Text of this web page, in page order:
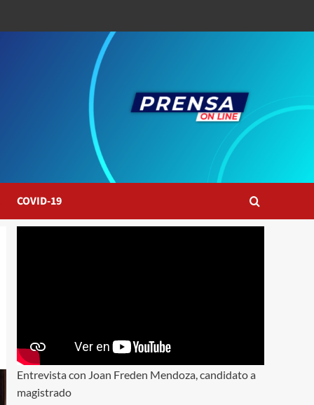
COVID-19
Entrevista con Joan Freden Mendoza, candidato a
magistrado